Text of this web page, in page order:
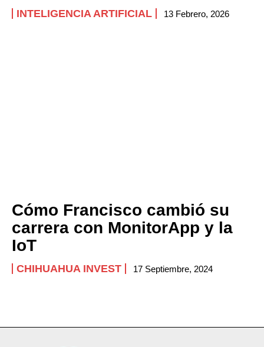
INTELIGENCIA ARTIFICIAL 13 Febrero, 2026
Cómo Francisco cambió su
carrera con MonitorApp y la
IoT
CHIHUAHUA INVEST 17 Septiembre, 2024